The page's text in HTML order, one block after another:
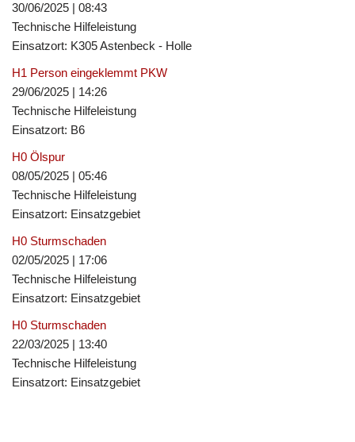
30/06/2025 | 08:43
Technische Hilfeleistung
Einsatzort: K305 Astenbeck - Holle
H1 Person eingeklemmt PKW
29/06/2025 | 14:26
Technische Hilfeleistung
Einsatzort: B6
H0 Ölspur
08/05/2025 | 05:46
Technische Hilfeleistung
Einsatzort: Einsatzgebiet
H0 Sturmschaden
02/05/2025 | 17:06
Technische Hilfeleistung
Einsatzort: Einsatzgebiet
H0 Sturmschaden
22/03/2025 | 13:40
Technische Hilfeleistung
Einsatzort: Einsatzgebiet